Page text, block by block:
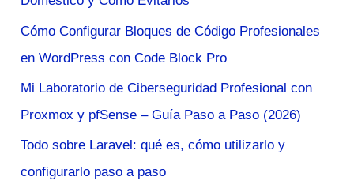
o
r
:
Cómo Configurar Bloques de Código Profesionales
en WordPress con Code Block Pro
Mi Laboratorio de Ciberseguridad Profesional con
Proxmox y pfSense – Guía Paso a Paso (2026)
Todo sobre Laravel: qué es, cómo utilizarlo y
configurarlo paso a paso